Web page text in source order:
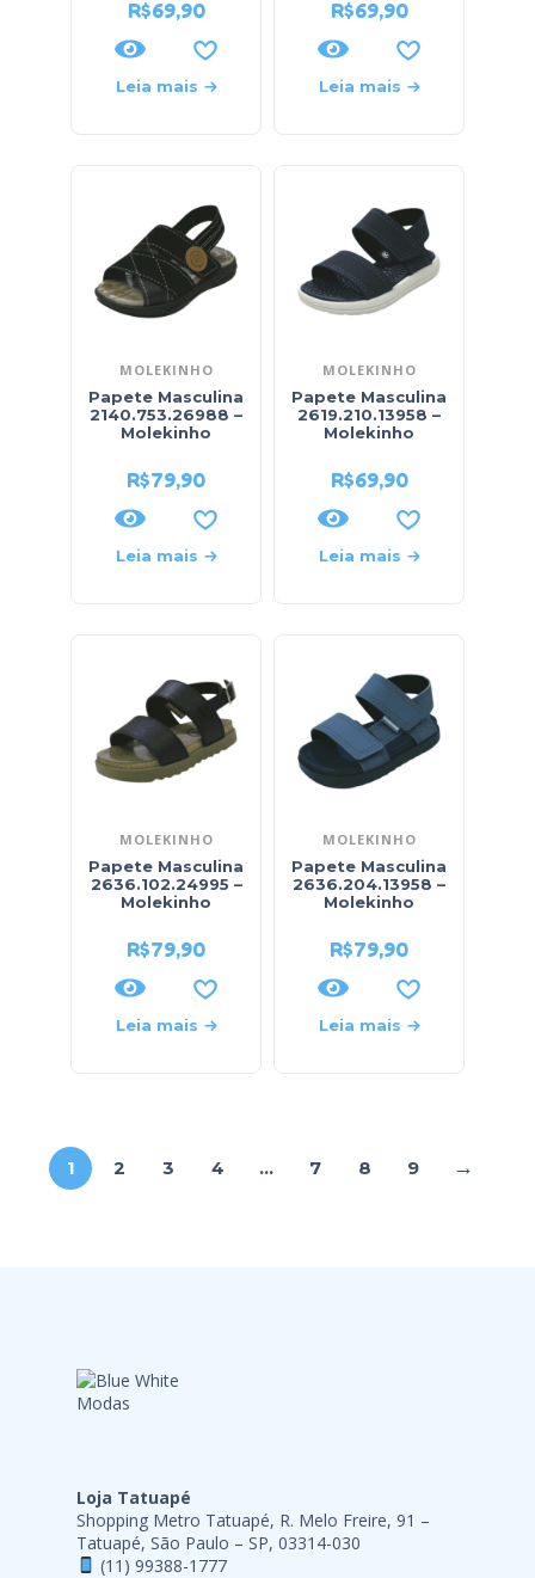
R$69,90
Leia mais
R$69,90
Leia mais
MOLEKINHO
Papete Masculina
2140.753.26988 –
Molekinho
R$79,90
Leia mais
MOLEKINHO
Papete Masculina
2619.210.13958 –
Molekinho
R$69,90
Leia mais
MOLEKINHO
Papete Masculina
2636.102.24995 –
Molekinho
R$79,90
Leia mais
MOLEKINHO
Papete Masculina
2636.204.13958 –
Molekinho
R$79,90
Leia mais
1 2 3 4 … 7 8 9 →
Loja Tatuapé
Shopping Metro Tatuapé, R. Melo Freire, 91 –
Tatuapé, São Paulo – SP, 03314-030
(11) 99388-1777